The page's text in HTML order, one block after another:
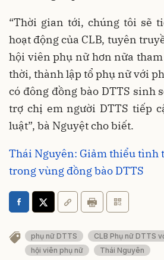
“Thời gian tới, chúng tôi sẽ
hoạt động của CLB, tuyên
hội viên phụ nữ hơn nữa
thời, thành lập tổ phụ nữ với
có đông đồng bào DTTS sinh
trợ chị em người DTTS tiếp
luật”, bà Nguyệt cho biết.
Thái Nguyên: Giảm thiểu tình
trong vùng đồng bào DTTS
phụ nữ DTTS
CLB Phụ nữ DTTS
hội viên phụ nữ
Thái Nguyên